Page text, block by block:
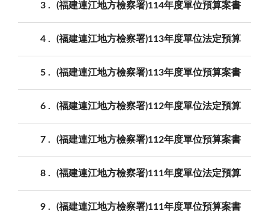
3 (福建連江地方檢察署)114年度單位預算案書
4 (福建連江地方檢察署)113年度單位法定預算
5 (福建連江地方檢察署)113年度單位預算案書
6 (福建連江地方檢察署)112年度單位法定預算
7 (福建連江地方檢察署)112年度單位預算案書
8 (福建連江地方檢察署)111年度單位法定預算
9 (福建連江地方檢察署)111年度單位預算案書